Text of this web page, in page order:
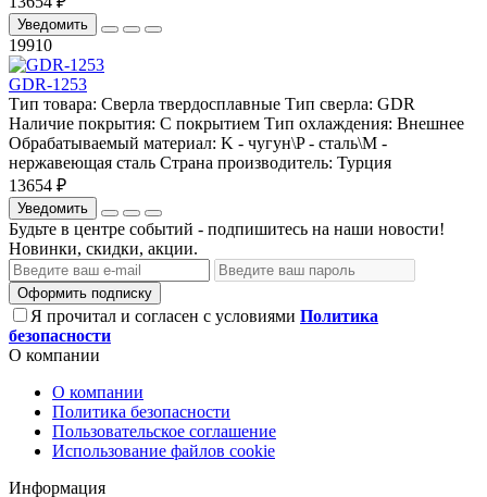
Уведомить
19910
GDR-1253
Тип товара: Сверла твердосплавные Тип сверла: GDR
Наличие покрытия: С покрытием Тип охлаждения: Внешнее
Обрабатываемый материал: K - чугун\P - сталь\М -
нержавеющая сталь Страна производитель: Турция
13654 ₽
Уведомить
Будьте в центре событий - подпишитесь на наши новости!
Новинки, скидки, акции.
Оформить подписку
Я прочитал и согласен с условиями Политика
безопасности
О компании
О компании
Политика безопасности
Пользовательское соглашение
Использование файлов cookie
Информация